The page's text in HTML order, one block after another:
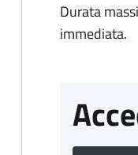
Durata
immediata.